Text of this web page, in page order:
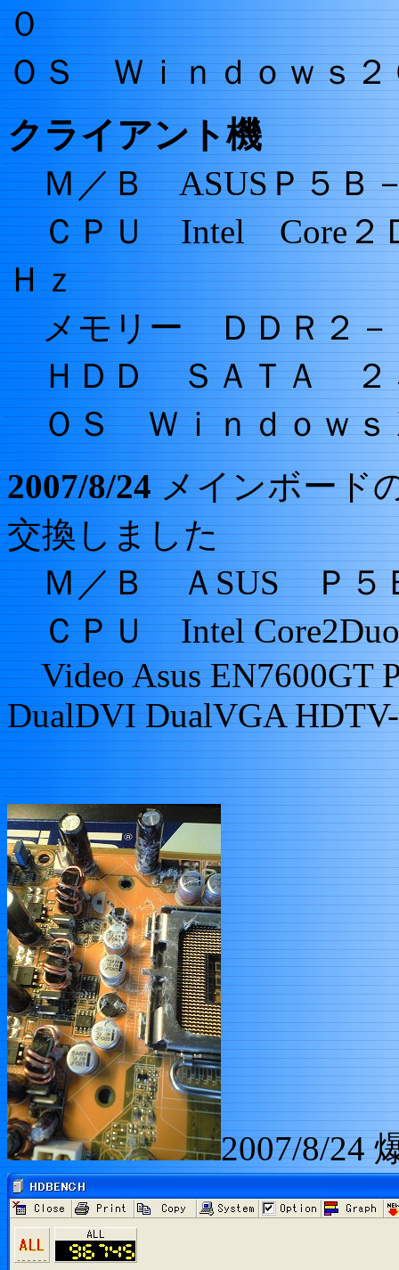
０
ＯＳ Ｗｉｎｄｏｗｓ２
クライアント機
Ｍ／Ｂ ASUSＰ５Ｂ
ＣＰＵ Intel Core２
Ｈｚ
メモリー ＤＤＲ２－
ＨＤＤ ＳＡＴＡ ２
ＯＳ Ｗｉｎｄｏｗｓ
2007/8/24メインボード
交換しました
Ｍ／Ｂ ＡSUS Ｐ５
ＣＰＵ Intel Core2Duo
Video Asus EN7600GT
DualDVI DualVGA
2007/8/24